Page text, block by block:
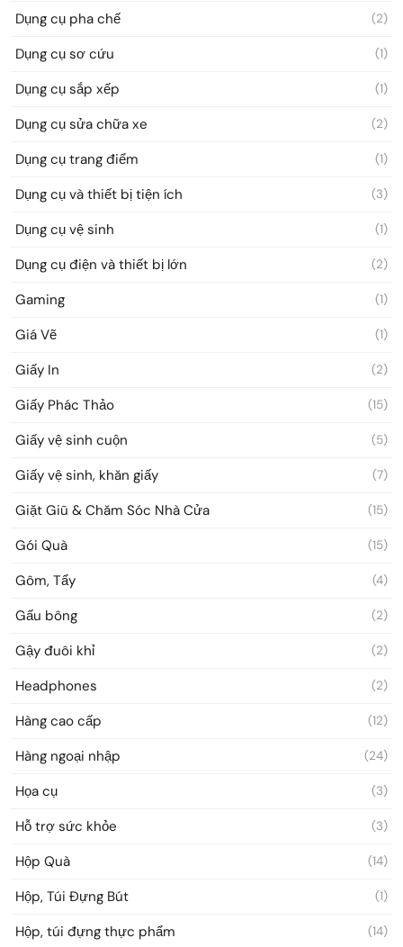
Dụng cụ pha chế (2)
Dụng cụ sơ cứu (1)
Dụng cụ sắp xếp (1)
Dụng cụ sửa chữa xe (2)
Dụng cụ trang điểm (1)
Dụng cụ và thiết bị tiện ích (3)
Dụng cụ vệ sinh (1)
Dụng cụ điện và thiết bị lớn (2)
Gaming (1)
Giá Vẽ (1)
Giấy In (2)
Giấy Phác Thảo (15)
Giấy vệ sinh cuộn (5)
Giấy vệ sinh, khăn giấy (7)
Giặt Giũ & Chăm Sóc Nhà Cửa (15)
Gói Quà (15)
Gôm, Tẩy (4)
Gấu bông (2)
Gậy đuôi khỉ (2)
Headphones (2)
Hàng cao cấp (12)
Hàng ngoại nhập (24)
Họa cụ (3)
Hỗ trợ sức khỏe (3)
Hộp Quà (14)
Hộp, Túi Đựng Bút (1)
Hộp, túi đựng thực phẩm (14)